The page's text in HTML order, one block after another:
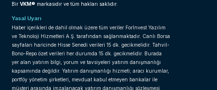
Bir VKM® markasıdır ve tüm hakları saklıdır.
Yasal Uyarı
Haber içerikleri de dahil olmak üzere tüm veriler ForInvest Yazılım
ve Teknoloji Hizmetleri A.Ş. tarafından sağlanmaktadır. Canlı Borsa
sayfaları haricinde Hisse Senedi verileri 15 dk. gecikmelidir. Tahvil-
Bono-Repo özet verileri her durumda 15 dk. gecikmelidir. Burada
yer alan yatırım bilgi, yorum ve tavsiyeleri yatırım danışmanlığı
kapsamında değildir. Yatırım danışmanlığı hizmeti; aracı kurumlar,
portföy yönetim şirketleri, mevduat kabul etmeyen bankalar ile
müşteri arasında imzalanacak yatırım danışmanlığı sözleşmesi